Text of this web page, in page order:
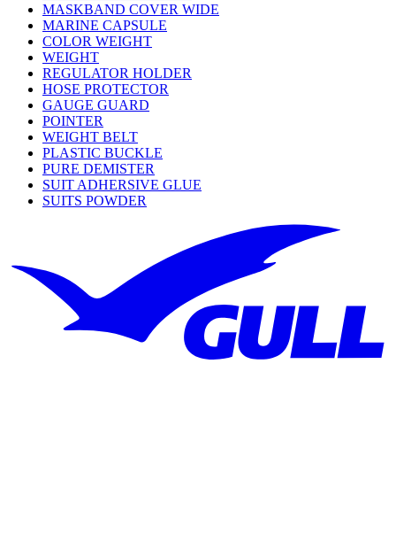
MASKBAND COVER WIDE
MARINE CAPSULE
COLOR WEIGHT
WEIGHT
REGULATOR HOLDER
HOSE PROTECTOR
GAUGE GUARD
POINTER
WEIGHT BELT
PLASTIC BUCKLE
PURE DEMISTER
SUIT ADHERSIVE GLUE
SUITS POWDER